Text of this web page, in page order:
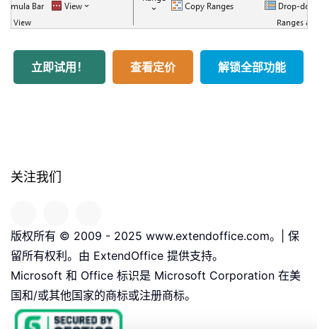
立即试用！ 查看定价 解锁全部功能
关注我们
版权所有 © 2009 - 2025 www.extendoffice.com。| 保
留所有权利。由 ExtendOffice 提供支持。
Microsoft 和 Office 标识是 Microsoft Corporation 在美
国和/或其他国家的商标或注册商标。